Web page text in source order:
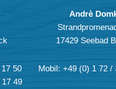
50
49
Andrè
17429 Seebad
Mobil: +49 (0) 1 72 /